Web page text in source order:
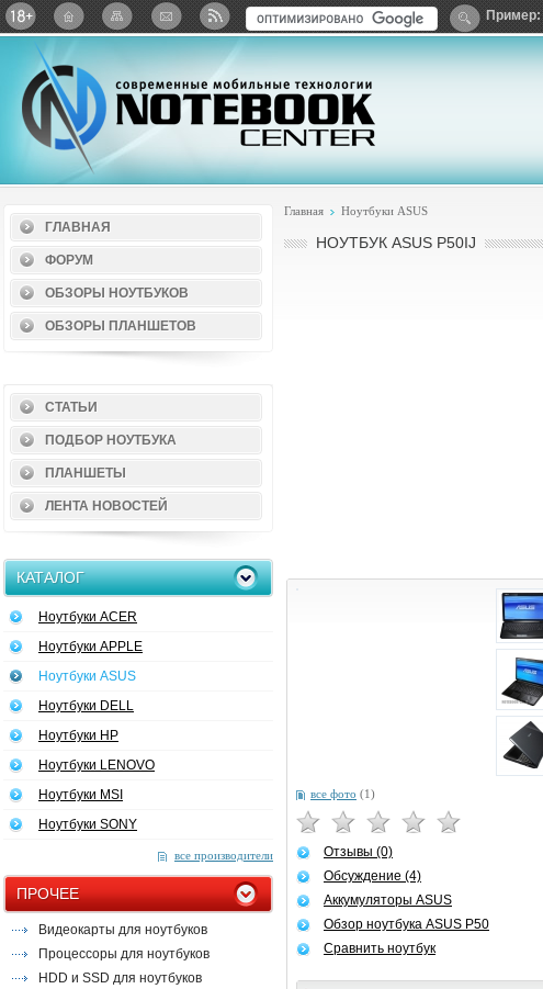
Twitter ВКонтактеGoogle+Яндекс: Каталог виджетовПример:
ГЛАВНАЯ
ФОРУМ
ОБЗОРЫ НОУТБУКОВ
ОБЗОРЫ ПЛАНШЕТОВ
СТАТЬИ
ПОДБОР НОУТБУКА
ПЛАНШЕТЫ
ЛЕНТА НОВОСТЕЙ
КАТАЛОГ
Ноутбуки ACER
Ноутбуки APPLE
Ноутбуки ASUS
Ноутбуки DELL
Ноутбуки HP
Ноутбуки LENOVO
Ноутбуки MSI
Ноутбуки SONY
все производители
ПРОЧЕЕ
Видеокарты для ноутбуков
Процессоры для ноутбуков
HDD и SSD для ноутбуков
Главная Ноутбуки ASUS
НОУТБУК ASUS P50IJ
все фото (1)
Отзывы (0)
Обсуждение (4)
Аккумуляторы ASUS
Обзор ноутбука ASUS P50
Сравнить ноутбук